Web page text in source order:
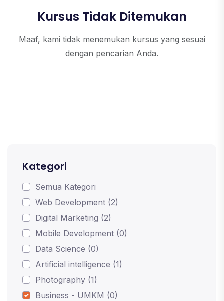
Kategori
Semua Kategori
Web Development (2)
Digital Marketing (2)
Mobile Development (0)
Data Science (0)
Artificial intelligence (1)
Photography (1)
Business - UMKM (0)
Kursus Tidak Ditemukan
Maaf, kami tidak menemukan kursus yang sesuai
dengan pencarian Anda.